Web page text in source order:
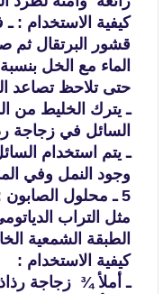
كيفية الاستخدام : ـ
قشور البرتقال ثم
الماء مع الخل
حتى تلاحظ تصاعد
ـ يترك الخليط من
السائل في زجاجة
ـ يتم استخدام
وجود النمل وفي
5 ـ محلول الصابون :
مثل التراب
الطبقة الشمعية
كيفية الاستخدام :
ـ أملأ ¾ زجاجة